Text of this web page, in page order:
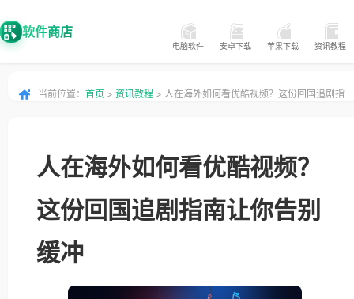
软件商店
电脑软件 安卓下载 苹果下载 资讯教程
当前位置： 首页 > 资讯教程 > 人在海外如何看优酷视频？这份回国追剧指
人在海外如何看优酷视频？
这份回国追剧指南让你告别
缓冲